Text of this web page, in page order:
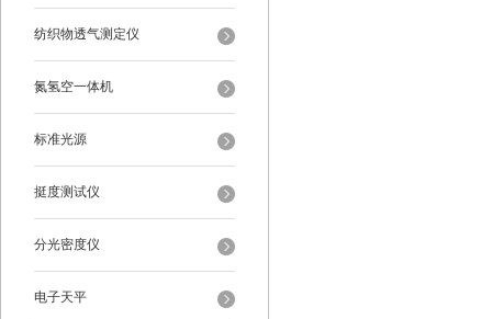
纺织物透气测定仪
氮氢空一体机
标准光源
挺度测试仪
分光密度仪
电子天平